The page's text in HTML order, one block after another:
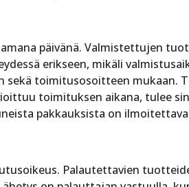
päivänä. Valmistettujen
erikseen, mikäli
toimitusosoitteen mukaan.
toimituksen aikana, tulee
pakkauksista on
Palautettavien